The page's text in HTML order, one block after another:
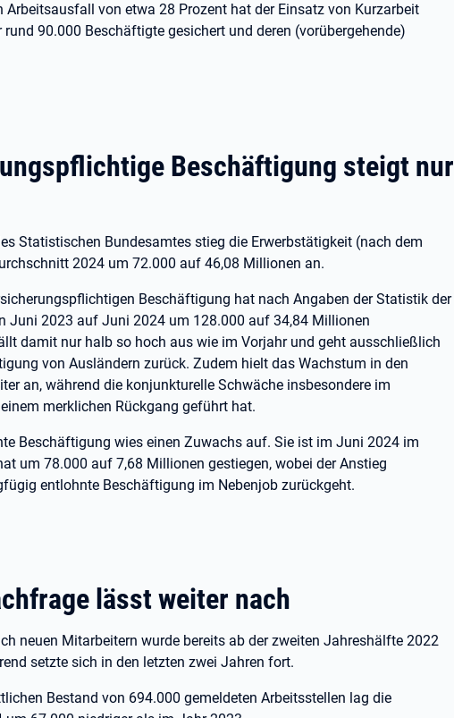
Arbeitsausfall von etwa 28 Prozent hat der Einsatz von Kurzarbeit
90.000 Beschäftigte gesichert und deren (vorübergehende)
Beschäftigung steigt nur
Statistischen Bundesamtes stieg die Erwerbstätigkeit (nach dem
2024 um 72.000 auf 46,08 Millionen an.
Beschäftigung hat nach Angaben der Statistik der
Juni 2023 auf Juni 2024 um 128.000 auf 34,84 Millionen
damit nur halb so hoch aus wie im Vorjahr und geht ausschließlich
von Ausländern zurück. Zudem hielt das Wachstum in den
an, während die konjunkturelle Schwäche insbesondere im
merklichen Rückgang geführt hat.
Beschäftigung wies einen Zuwachs auf. Sie ist im Juni 2024 im
um 78.000 auf 7,68 Millionen gestiegen, wobei der Anstieg
entlohnte Beschäftigung im Nebenjob zurückgeht.
lässt weiter nach
neuen Mitarbeitern wurde bereits ab der zweiten Jahreshälfte 2022
setzte sich in den letzten zwei Jahren fort.
Bestand von 694.000 gemeldeten Arbeitsstellen lag die